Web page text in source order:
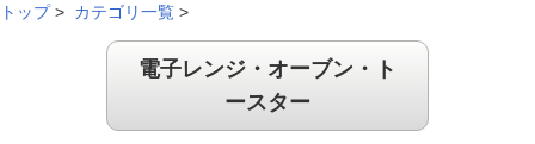
トップ> カテゴリ一覧 >
電子レンジ・オーブン・ト
ースター